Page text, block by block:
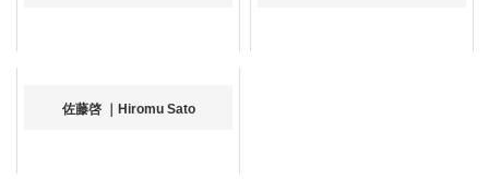
佐藤啓 ｜Hiromu Sato